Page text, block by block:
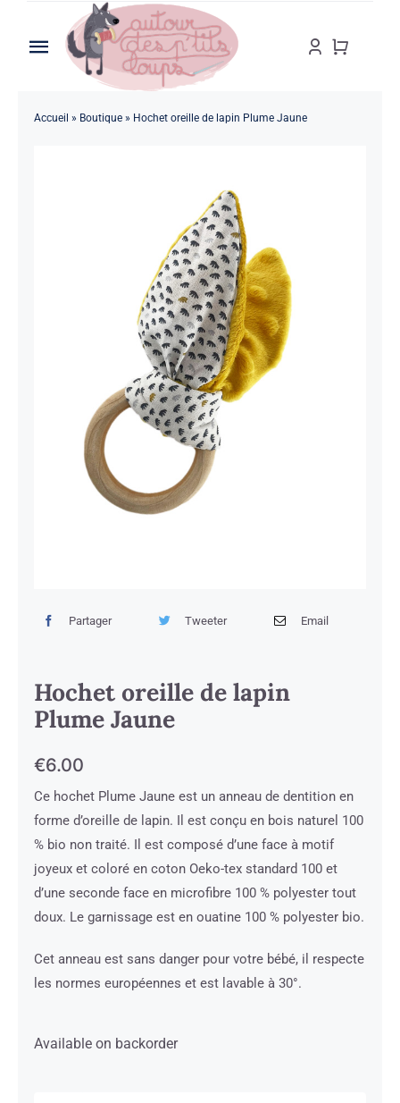
Toggle
Navigation
Accueil » Boutique» Hochet oreille de lapin Plume Jaune
Partager Tweeter Email
Hochet oreille de lapin
Plume Jaune
€6.00
Ce hochet Plume Jaune est un anneau de dentition en
forme d’oreille de lapin. Il est conçu en bois naturel 100
% bio non traité. Il est composé d’une face à motif
joyeux et coloré en coton Oeko-tex standard 100 et
d’une seconde face en microfibre 100 % polyester tout
doux. Le garnissage est en ouatine 100 % polyester bio.
Cet anneau est sans danger pour votre bébé, il respecte
les normes européennes et est lavable à 30°.
Available on backorder